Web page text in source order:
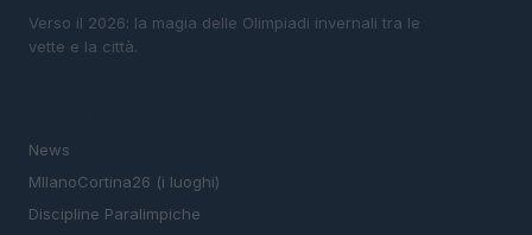
Verso il 2026: la magia delle Olimpiadi invernali tra le
vette e la città.
News
MIlanoCortina26 (i luoghi)
Discipline Paralimpiche